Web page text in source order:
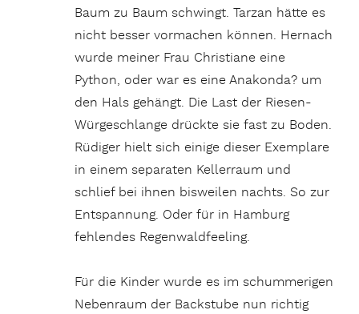
Baum zu Baum schwingt. Tarzan hätte es
nicht besser vormachen können. Hernach
wurde meiner Frau Christiane eine
Python, oder war es eine Anakonda? um
den Hals gehängt. Die Last der Riesen-
Würgeschlange drückte sie fast zu Boden.
Rüdiger hielt sich einige dieser Exemplare
in einem separaten Kellerraum und
schlief bei ihnen bisweilen nachts. So zur
Entspannung. Oder für in Hamburg
fehlendes Regenwaldfeeling.
Für die Kinder wurde es im schummerigen
Nebenraum der Backstube nun richtig